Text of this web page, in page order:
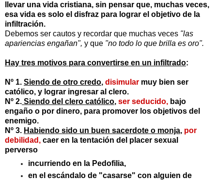
llevar una vida cristiana, sin pensar que, muchas veces,
esa vida es solo el disfraz para lograr el objetivo de la
infiltración.
Debemos ser cautos y recordar que muchas veces "las
apariencias engañan", y que "no todo lo que brilla es oro".
Hay tres motivos para convertirse en un infiltrado:
Nº 1. Siendo de otro credo, disimular muy bien ser
católico, y lograr ingresar al clero.
Nº 2. Siendo del clero católico, ser seducido, bajo
engaño o por dinero, para promover los objetivos del
enemigo.
Nº 3. Habiendo sido un buen sacerdote o monja, por
debilidad, caer en la tentación del placer sexual
perverso
incurriendo en la Pedofilia,
en el escándalo de "casarse" con alguien de